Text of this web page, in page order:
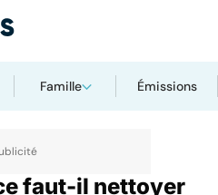
Famille Émissions
faut-il nettoyer